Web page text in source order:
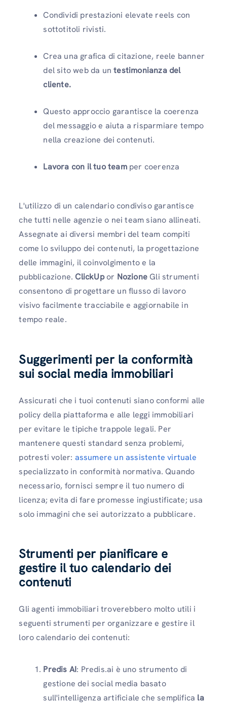
Condividi prestazioni elevate reels con
sottotitoli rivisti.
Crea una grafica di citazione, reele banner
del sito web da untestimonianza del
cliente.
Questo approccio garantisce la coerenza
del messaggio e aiuta a risparmiare tempo
nella creazione dei contenuti.
Lavora con il tuo teamper coerenza
L'utilizzo di un calendario condiviso garantisce
che tutti nelle agenzie o nei team siano allineati.
Assegnate ai diversi membri del team compiti
come lo sviluppo dei contenuti, la progettazione
delle immagini, il coinvolgimento e la
pubblicazione.ClickUpor NozioneGli strumenti
consentono di progettare un flusso di lavoro
visivo facilmente tracciabile e aggiornabile in
tempo reale.
Suggerimenti per la conformità
sui social media immobiliari
Assicurati che i tuoi contenuti siano conformi alle
policy della piattaforma e alle leggi immobiliari
per evitare le tipiche trappole legali. Per
mantenere questi standard senza problemi,
potresti voler: assumere un assistente virtuale
specializzato in conformità normativa. Quando
necessario, fornisci sempre il tuo numero di
licenza; evita di fare promesse ingiustificate; usa
solo immagini che sei autorizzato a pubblicare.
Strumenti per pianificare e
gestire il tuo calendario dei
contenuti
Gli agenti immobiliari troverebbero molto utili i
seguenti strumenti per organizzare e gestire il
loro calendario dei contenuti:
Predis AI: Predis.ai è uno strumento di
gestione dei social media basato
sull'intelligenza artificiale che semplifica la